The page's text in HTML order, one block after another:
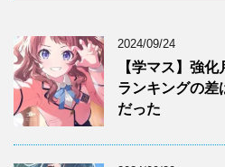
2024/09/24
【学マス】強
ランキングの差
だった